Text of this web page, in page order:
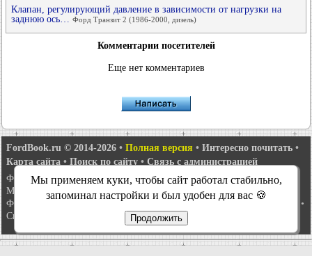
Клапан, регулирующий давление в зависимости от нагрузки на
заднюю ось… Форд Транзит 2 (1986-2000, дизель)
Комментарии посетителей
Еще нет комментариев
FordBook.ru © 2014-2026 • Полная версия • Интересно почитать •
Карта сайта • Поиск по сайту • Связь с администрацией
Фокус 1• Фокус Турнир 1•Фокус 2•Мондео 1•Мондео 1 и 2•
Мондео 2•Мондео 3•Мондео 4•Эскорт 3•Эскорт 4 •Эскорт 5
Фиеста 2
Таурус 1 и 2 Фьюжн • Скорпио 1
•
Сиерра
Мы применяем куки, чтобы сайт работал стабильно,
запоминал настройки и был удобен для вас 🍪
Продолжить